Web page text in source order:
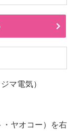
マ電気）
・ヤオコー）を右